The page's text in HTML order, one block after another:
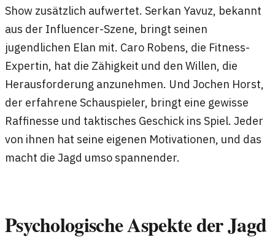
Show zusätzlich aufwertet. Serkan Yavuz, bekannt
aus der Influencer-Szene, bringt seinen
jugendlichen Elan mit. Caro Robens, die Fitness-
Expertin, hat die Zähigkeit und den Willen, die
Herausforderung anzunehmen. Und Jochen Horst,
der erfahrene Schauspieler, bringt eine gewisse
Raffinesse und taktisches Geschick ins Spiel. Jeder
von ihnen hat seine eigenen Motivationen, und das
macht die Jagd umso spannender.
Psychologische Aspekte der Jagd